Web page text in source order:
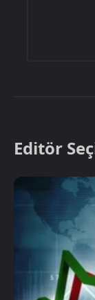
Editör